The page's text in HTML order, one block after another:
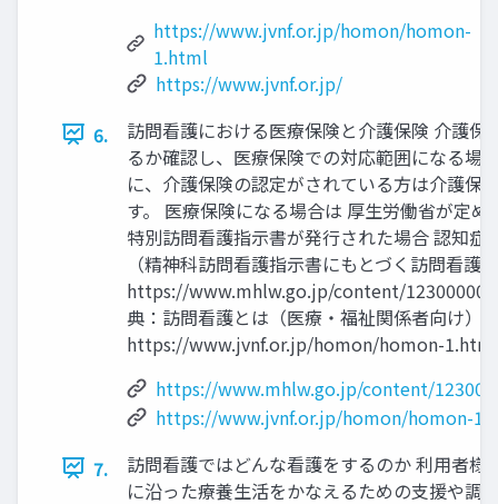
https://www.jvnf.or.jp/homon/homon-
1.html
https://www.jvnf.or.jp/
6.
訪問看護における医療保険と介護保険 介護保
るか確認し、医療保険での対応範囲になる場
に、介護保険の認定がされている方は介護保
す。 医療保険になる場合は 厚生労働省が定
特別訪問看護指示書が発行された場合 認知症
（精神科訪問看護指示書にもとづく訪問看護
https://www.mhlw.go.jp/content/12300000/
典：訪問看護とは（医療・福祉関係者向け）
https://www.jvnf.or.jp/homon/homon-1.html
https://www.mhlw.go.jp/content/
https://www.jvnf.or.jp/homon/homon-
7.
訪問看護ではどんな看護をするのか 利用者様
に沿った療養生活をかなえるための支援や調